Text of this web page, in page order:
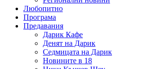
Любопитно
Програма
Предавания
Дарик Кафе
Денят на Дарик
Седмицата на Дарик
Новините в 18